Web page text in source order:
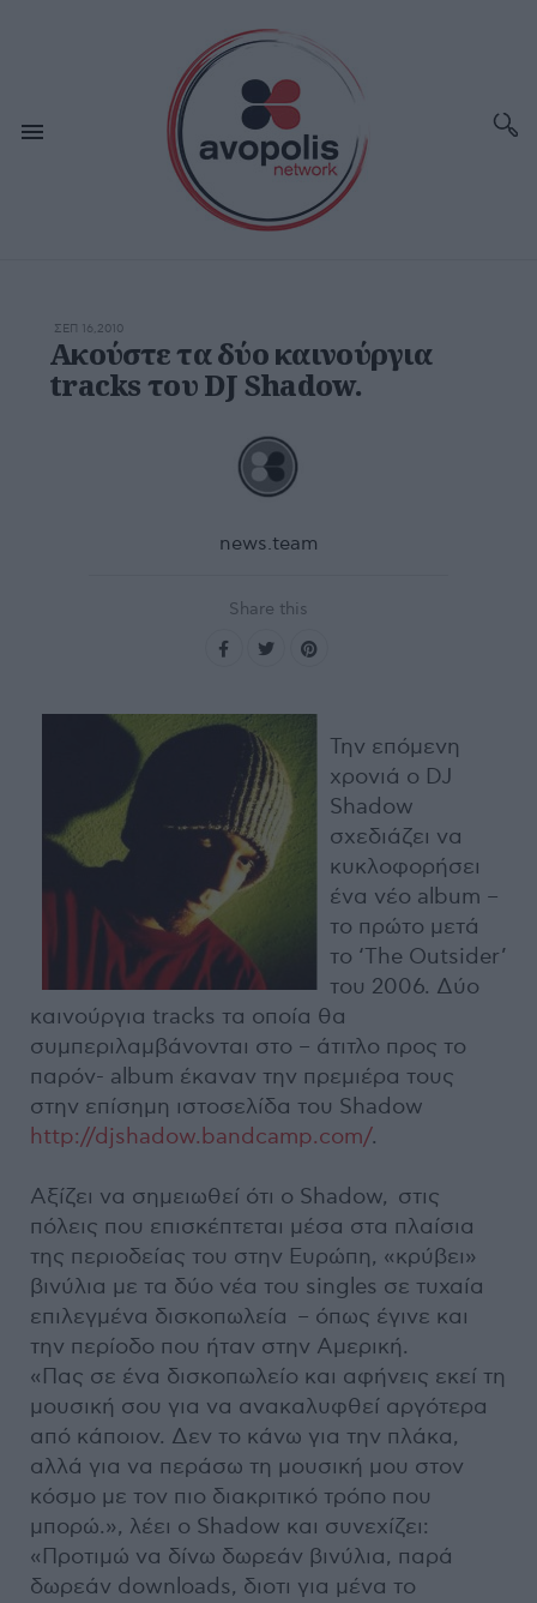
ΣΕΠ 16,2010
Ακούστε τα δύο καινούργια
tracks του DJ Shadow.
news.team
Share this
Την επόμενη
χρονιά ο DJ
Shadow
σχεδιάζει να
κυκλοφορήσει
ένα νέο album –
το πρώτο μετά
το ‘The Outsider’
του 2006. Δύο
καινούργια tracks τα οποία θα
συμπεριλαμβάνονται στο – άτιτλο προς το
παρόν- album έκαναν την πρεμιέρα τους
στην επίσημη ιστοσελίδα του Shadow
http://djshadow.bandcamp.com/.
Αξίζει να σημειωθεί ότι ο Shadow, στις
πόλεις που επισκέπτεται μέσα στα πλαίσια
της περιοδείας του στην Ευρώπη, «κρύβει»
βινύλια με τα δύο νέα του singles σε τυχαία
επιλεγμένα δισκοπωλεία – όπως έγινε και
την περίοδο που ήταν στην Αμερική.
«Πας σε ένα δισκοπωλείο και αφήνεις εκεί τη
μουσική σου για να ανακαλυφθεί αργότερα
από κάποιον. Δεν το κάνω για την πλάκα,
αλλά για να περάσω τη μουσική μου στον
κόσμο με τον πιο διακριτικό τρόπο που
μπορώ.», λέει ο Shadow και συνεχίζει:
«Προτιμώ να δίνω δωρεάν βινύλια, παρά
δωρεάν downloads, διοτι για μένα το